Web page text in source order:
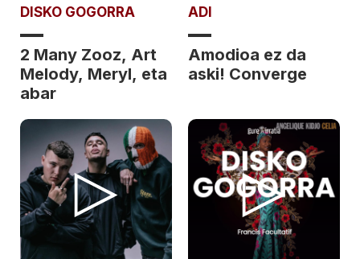
DISKO GOGORRA
2 Many Zooz, Art
Melody, Meryl, eta
abar
ADI
Amodioa ez da
aski! Converge